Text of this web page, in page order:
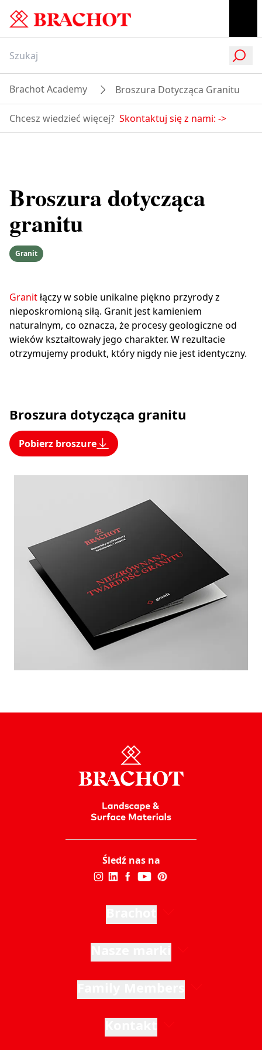
Brachot Academy Broszura Dotycząca Granitu
Chcesz wiedzieć więcej? Skontaktuj się z nami: ->
Broszura dotycząca
granitu
Granit
Granitłączy w sobie unikalne piękno przyrody z
nieposkromioną siłą. Granit jest kamieniem
naturalnym, co oznacza, że procesy geologiczne od
wieków kształtowały jego charakter. W rezultacie
otrzymujemy produkt, który nigdy nie jest identyczny.
Broszura dotycząca granitu
Pobierz broszure
Śledź nas na